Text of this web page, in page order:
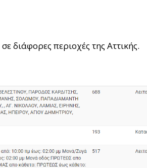
σε διάφορες περιοχές της Αττικής.